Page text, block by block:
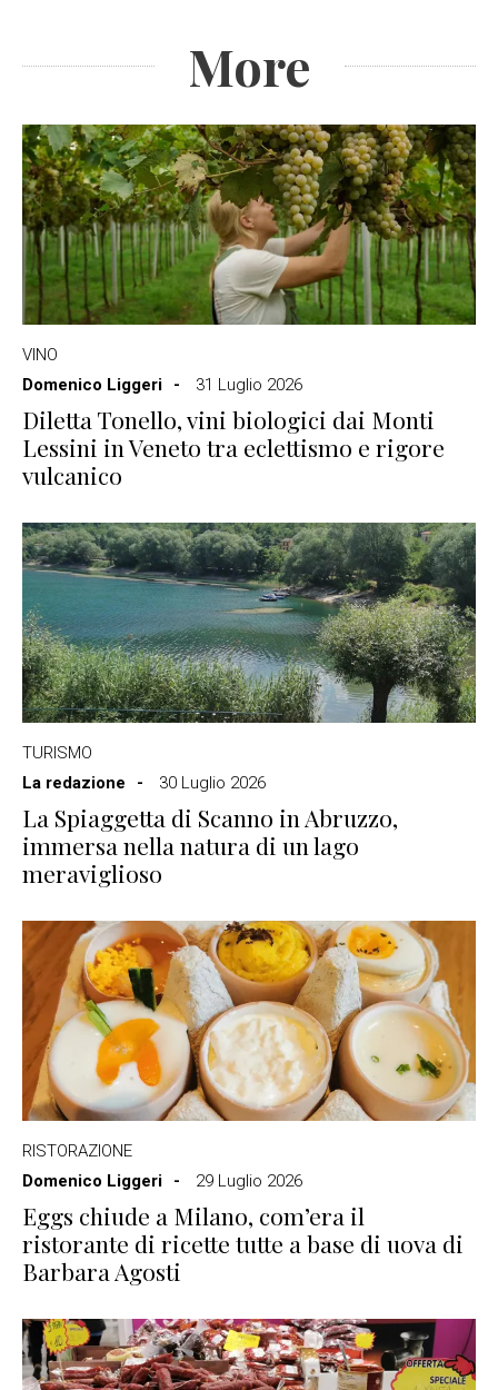
More
VINO
Domenico Liggeri
31 Luglio 2026
Diletta Tonello, vini biologici dai Monti
Lessini in Veneto tra eclettismo e rigore
vulcanico
TURISMO
La redazione
30 Luglio 2026
La Spiaggetta di Scanno in Abruzzo,
immersa nella natura di un lago
meraviglioso
RISTORAZIONE
Domenico Liggeri
29 Luglio 2026
Eggs chiude a Milano, com’era il
ristorante di ricette tutte a base di uova di
Barbara Agosti